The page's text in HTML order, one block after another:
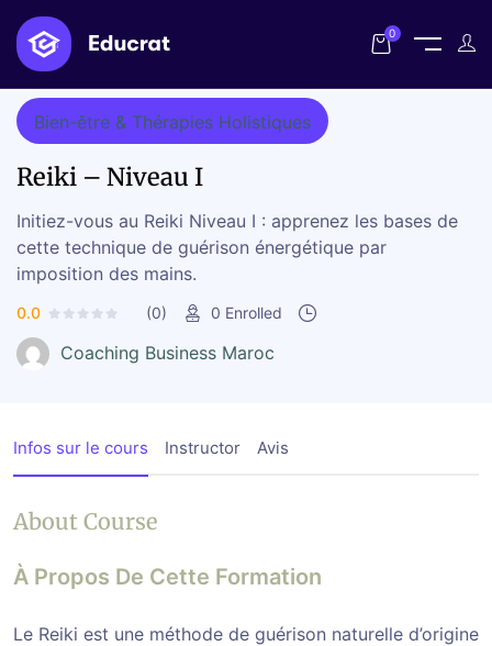
0
Home Cours
Bien-être & Thérapies Holistiques
Reiki – Niveau I
Initiez-vous au Reiki Niveau I : apprenez les bases de
cette technique de guérison énergétique par
imposition des mains.
0.0 (0) 0 Enrolled
Coaching Business Maroc
Infos sur le cours Instructor Avis
About Course
À Propos De Cette Formation
Le Reiki est une méthode de guérison naturelle d’origine